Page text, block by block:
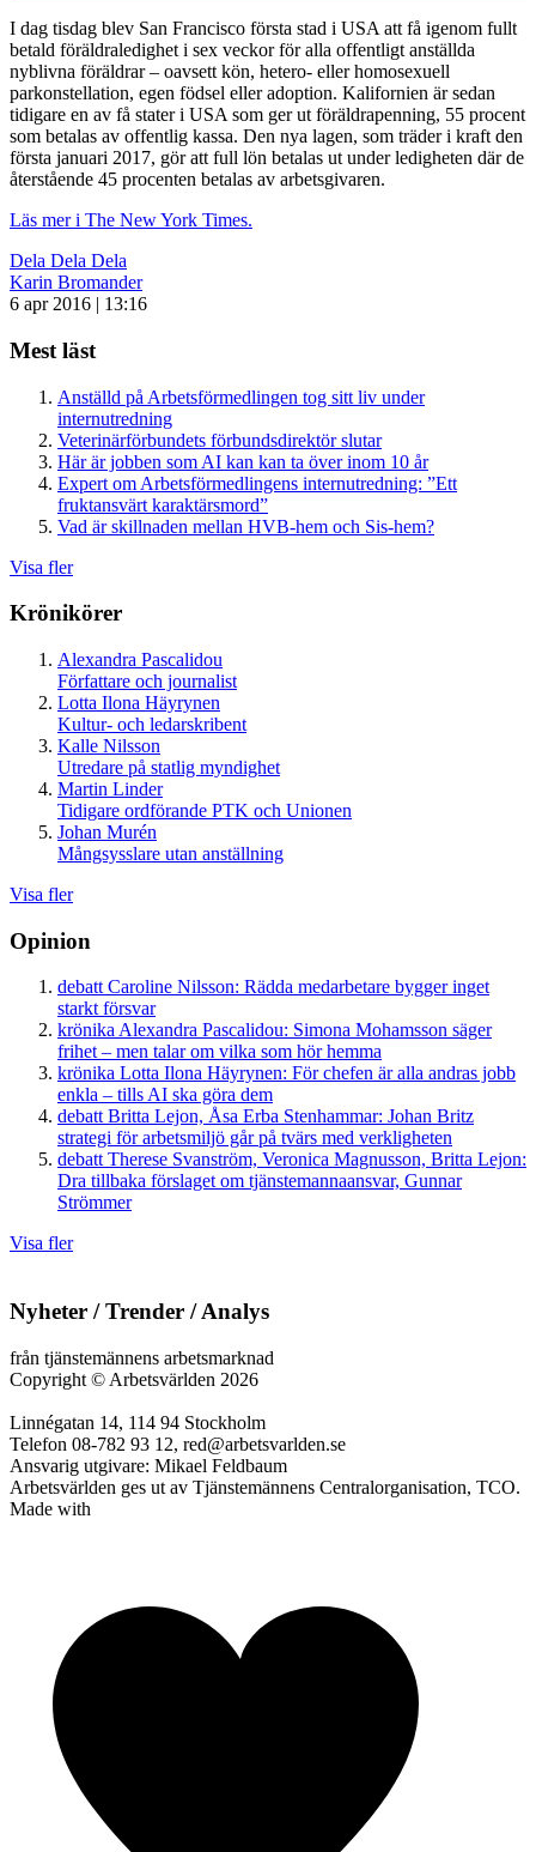
I dag tisdag blev San Francisco första stad i USA att få igenom fullt
betald föräldraledighet i sex veckor för alla offentligt anställda
nyblivna föräldrar – oavsett kön, hetero- eller homosexuell
parkonstellation, egen födsel eller adoption. Kalifornien är sedan
tidigare en av få stater i USA som ger ut föräldrapenning, 55 procent
som betalas av offentlig kassa. Den nya lagen, som träder i kraft den
första januari 2017, gör att full lön betalas ut under ledigheten där de
återstående 45 procenten betalas av arbetsgivaren.
Läs mer i The New York Times.
Dela Dela Dela
Karin Bromander
6 apr 2016 | 13:16
Mest läst
Anställd på Arbetsförmedlingen tog sitt liv under
internutredning
Veterinärförbundets förbundsdirektör slutar
Här är jobben som AI kan kan ta över inom 10 år
Expert om Arbetsförmedlingens internutredning: ”Ett
fruktansvärt karaktärsmord”
Vad är skillnaden mellan HVB-hem och Sis-hem?
Visa fler
Krönikörer
Alexandra Pascalidou
Författare och journalist
Lotta Ilona Häyrynen
Kultur- och ledarskribent
Kalle Nilsson
Utredare på statlig myndighet
Martin Linder
Tidigare ordförande PTK och Unionen
Johan Murén
Mångsysslare utan anställning
Visa fler
Opinion
debatt Caroline Nilsson: Rädda medarbetare bygger inget
starkt försvar
krönikaAlexandra Pascalidou: Simona Mohamsson säger
frihet – men talar om vilka som hör hemma
krönika Lotta Ilona Häyrynen: För chefen är alla andras jobb
enkla – tills AI ska göra dem
debatt Britta Lejon, Åsa Erba Stenhammar: Johan Britz
strategi för arbetsmiljö går på tvärs med verkligheten
debatt Therese Svanström, Veronica Magnusson, Britta Lejon:
Dra tillbaka förslaget om tjänstemannaansvar, Gunnar
Strömmer
Visa fler
Nyheter / Trender / Analys
från tjänstemännens arbetsmarknad
Copyright © Arbetsvärlden 2026
Linnégatan 14, 114 94 Stockholm
Telefon 08-782 93 12, red@arbetsvarlden.se
Ansvarig utgivare: Mikael Feldbaum
Arbetsvärlden ges ut av Tjänstemännens Centralorganisation, TCO.
Made with